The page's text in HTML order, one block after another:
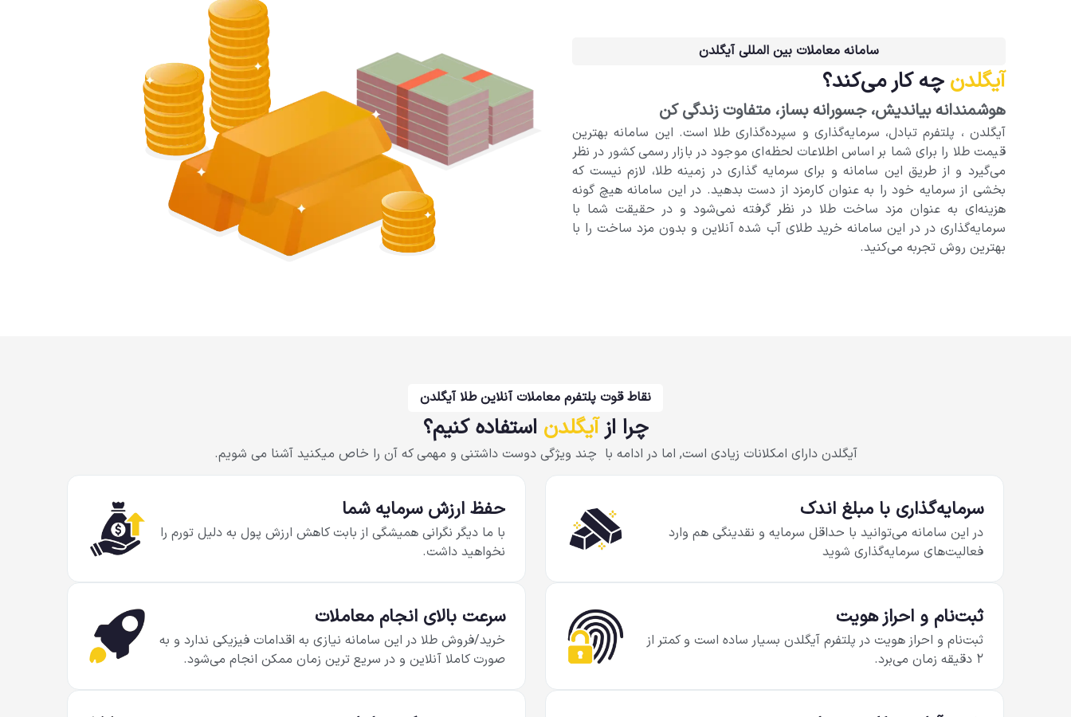
سامانه معاملات بین المللی آیگلدن
آیگلدنچه کار می‌کند؟
هوشمندانه بیاندیش، جسورانه بساز، متفاوت زندگی کن
آیگلدن ، پلتفرم تبادل، سرمایه‌گذاری و سپرده‌گذاری طلا است. این سامانه بهترین
قیمت طلا را برای شما بر اساس اطلاعات لحظه‌ای موجود در بازار رسمی کشور در نظر
می‌گیرد و از طریق این سامانه و برای سرمایه گذاری در زمینه طلا، لازم نیست که
بخشی از سرمایه خود را به عنوان کارمزد از دست بدهید. در این سامانه هیچ گونه
هزینه‌ای به عنوان مزد ساخت طلا در نظر گرفته نمی‌شود و در حقیقت شما با
سرمایه‌گذاری در در این سامانه خرید طلای آب شده آنلاین و بدون مزد ساخت را با
بهترین روش تجربه می‌کنید.
نقاط قوت پلتفرم معاملات آنلاین طلا آیگلدن
چرا ازآیگلدن استفاده کنیم؟
آیگلدن دارای امکلانات زیادی است, اما در ادامه با چند ویژگی دوست داشتنی و مهمی که آن را خاص میکنید آشنا می شویم.
سرمایه‌گذاری با مبلغ اندک
در این سامانه می‌توانید با حداقل سرمایه و نقدینگی هم وارد
فعالیت‌های سرمایه‌گذاری شوید
حفظ ارزش سرمایه شما
با ما دیگر نگرانی همیشگی از بابت کاهش ارزش پول به دلیل تورم را
نخواهید داشت.
ثبت‌نام و احراز هویت
ثبت‌نام و احراز هویت در پلتفرم آیگلدن بسیار ساده است و کمتر از
۲ دقیقه زمان می‌برد.
سرعت بالای انجام معاملات
خرید/فروش طلا در این سامانه نیازی به اقدامات فیزیکی ندارد و به
صورت کاملا آنلاین و در سریع ترین زمان ممکن انجام می‌شود.